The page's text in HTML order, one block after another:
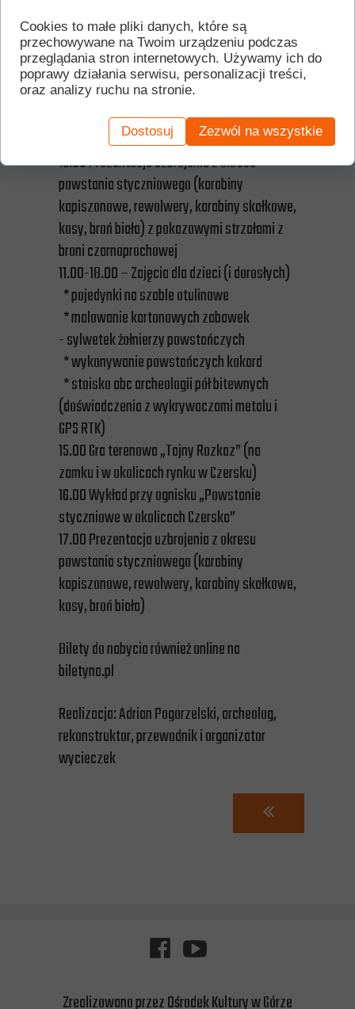
Powstania Styczniowego (karabiny
kapiszonowe, rewolwery, karabiny skałkowe,
kosy, broń biała)
11.00 Powitanie zwiedzających
12.00 Prezentacja uzbrojenia z okresu
powstania styczniowego (karabiny
kapiszonowe, rewolwery, karabiny skałkowe,
kosy, broń biała) z pokazowymi strzałami z
broni czarnoprochowej
11.00-18.00 – Zajęcia dla dzieci (i dorosłych)
* pojedynki na szable otulinowe
* malowanie kartonowych zabawek
- sylwetek żołnierzy powstańczych
* wykonywanie powstańczych kokard
* stoisko abc archeologii pół bitewnych
(doświadczenia z wykrywaczami metalu i
GPS RTK)
15.00 Gra terenowa „Tajny Rozkaz” (na
zamku i w okolicach rynku w Czersku)
16.00 Wykład przy ognisku „Powstanie
styczniowe w okolicach Czerska”
17.00 Prezentacja uzbrojenia z okresu
powstania styczniowego (karabiny
kapiszonowe, rewolwery, karabiny skałkowe,
kosy, broń biała)
Bilety do nabycia również online na
biletyna.pl
Realizacja: Adrian Pogorzelski, archeolog,
rekonstruktor, przewodnik i organizator
wycieczek
Zrealizowano przez Ośrodek Kultury w Górze
Cookies to małe pliki danych, które są
przechowywane na Twoim urządzeniu podczas
przeglądania stron internetowych. Używamy ich do
poprawy działania serwisu, personalizacji treści,
oraz analizy ruchu na stronie.
Dostosuj Zezwól na wszystkie